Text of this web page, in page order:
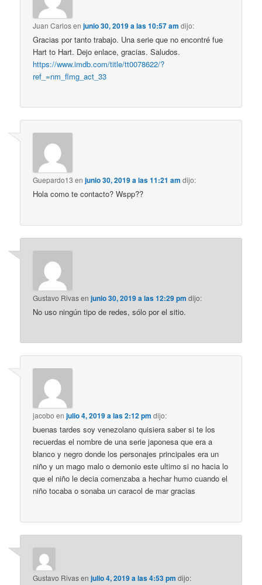
Juan Carlosenjunio 30, 2019 a las 10:57 am dijo:
Gracias por tanto trabajo. Una serie que no encontré fue
Hart to Hart. Dejo enlace, gracias. Saludos.
https://www.imdb.com/title/tt0078622/?
ref_=nm_flmg_act_33
Guepardo13 enjunio 30, 2019 a las 11:21 am dijo:
Hola como te contacto? Wspp??
Gustavo Rivasenjunio 30, 2019 a las 12:29 pm dijo:
No uso ningún tipo de redes, sólo por el sitio.
jacobo enjulio 4, 2019 a las 2:12 pm dijo:
buenas tardes soy venezolano quisiera saber si te los
recuerdas el nombre de una serie japonesa que era a
blanco y negro donde los personajes principales era un
niño y un mago malo o demonio este ultimo si no hacia lo
que el niño le decia comenzaba a hechar humo cuando el
niño tocaba o sonaba un caracol de mar gracias
Gustavo Rivasenjulio 4, 2019 a las 4:53 pm dijo: